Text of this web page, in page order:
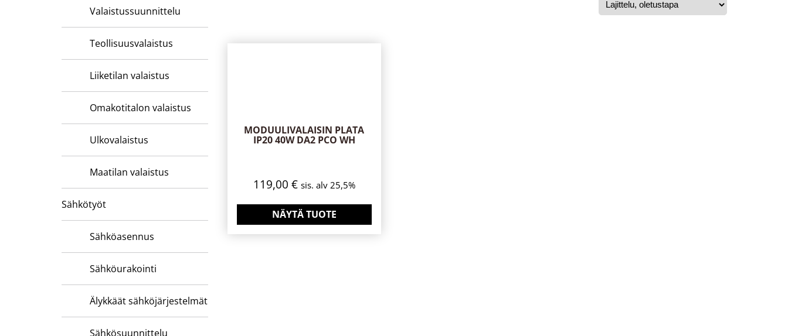
Valaistussuunnittelu
Teollisuusvalaistus
Liiketilan valaistus
Omakotitalon valaistus
Ulkovalaistus
Maatilan valaistus
Sähkötyöt
Sähköasennus
Sähköurakointi
Älykkäät sähköjärjestelmät
Sähkösuunnittelu
MODUULIVALAISIN PLATA
IP20 40W DA2 PCO WH
119,00 € sis. alv 25,5%
NÄYTÄ TUOTE